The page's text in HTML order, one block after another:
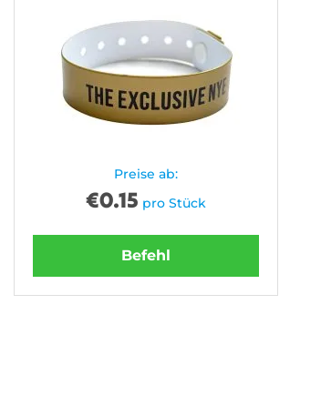
Preise ab:
€0.15 pro Stück
Befehl